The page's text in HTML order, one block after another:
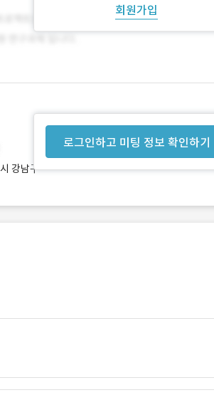
회원가입
로그인하고 미팅 정보 확인하기
강남구